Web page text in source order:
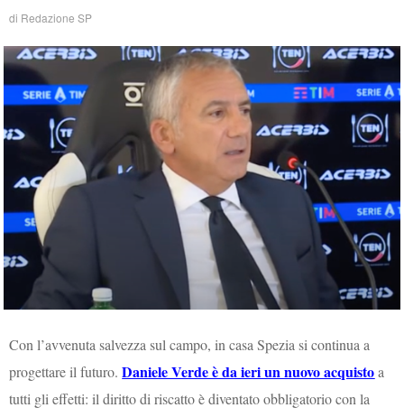
di Redazione SP
Con l’avvenuta salvezza sul campo, in casa Spezia si continua a
progettare il futuro.Daniele Verde è da ieri un nuovo acquistoa
tutti gli effetti: il diritto di riscatto è diventato obbligatorio con la